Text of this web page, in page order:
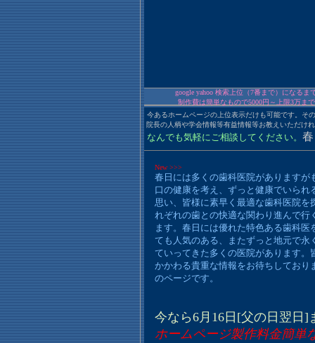
google yahoo 検索上位（7番まで）になる
制作費は簡単なもので5000円～上限3万ま
今あるホームページの上位表示だけも可能です。そ
院長の人柄や学会情報等有益情報等お教えいただけ
なんでも気軽にご相談してください。
New >>>
春日には多くの歯科医院がありますが
口の健康を考え、ずっと健康でいら
思い、皆様に素早く最適な歯科医院を
れぞれの歯との快適な関わり進んで行
ます。春日には優れた特色ある歯科
ても人気のある、またずっと地元で永
ていってきた多くの医院があります。
かかわる貴重な情報をお待ちしており
のページです。
今なら6月16日[父の日翌日]
ホームページ製作料金簡単